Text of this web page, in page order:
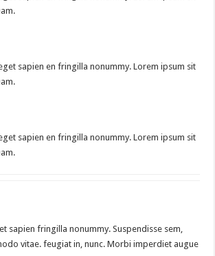
sapien en fringilla nonummy. Lorem ipsum sit
sapien en fringilla nonummy. Lorem ipsum sit
sapien fringilla nonummy. Suspendisse sem,
vitae. feugiat in, nunc. Morbi imperdiet augue